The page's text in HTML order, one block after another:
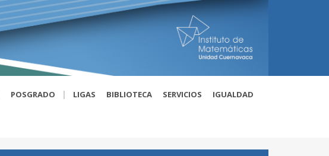
POSGRADO | LIGAS BIBLIOTECA SERVICIOS IGUALDAD